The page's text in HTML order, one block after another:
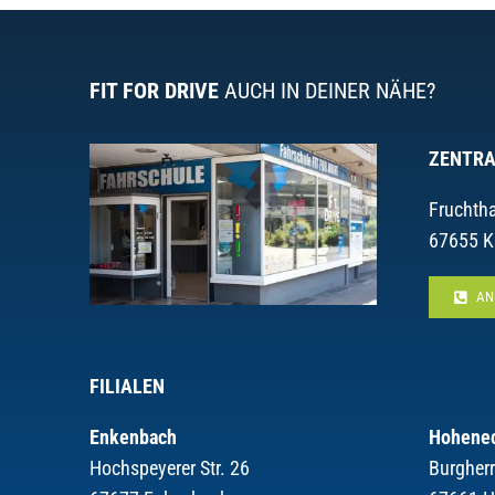
FIT FOR DRIVE AUCH IN DEINER NÄHE?
67655
FILIALEN
Enkenbach
Hochspeyerer Str. 26